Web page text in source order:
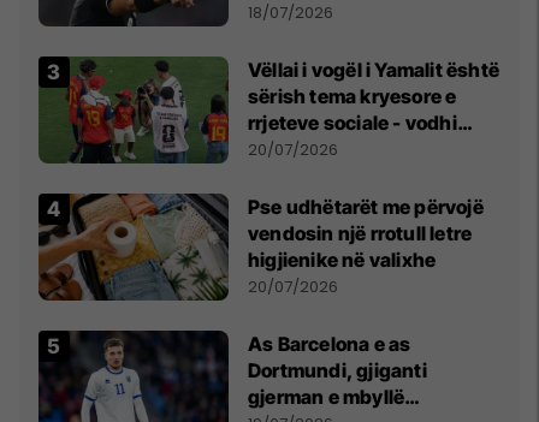
18/07/2026
Vëllai i vogël i Yamalit është
sërish tema kryesore e
rrjeteve sociale - vodhi
vëmendjen pas finales së
20/07/2026
Pse udhëtarët me përvojë
vendosin një rrotull letre
higjienike në valixhe
20/07/2026
As Barcelona e as
Dortmundi, gjiganti
gjerman e mbyllë